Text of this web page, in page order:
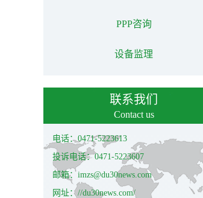
PPP咨询
设备监理
联系我们
Contact us
电话：0471-5223613
投诉电话：0471-5223607
邮箱：imzs@du30news.com
网址：//du30news.com/